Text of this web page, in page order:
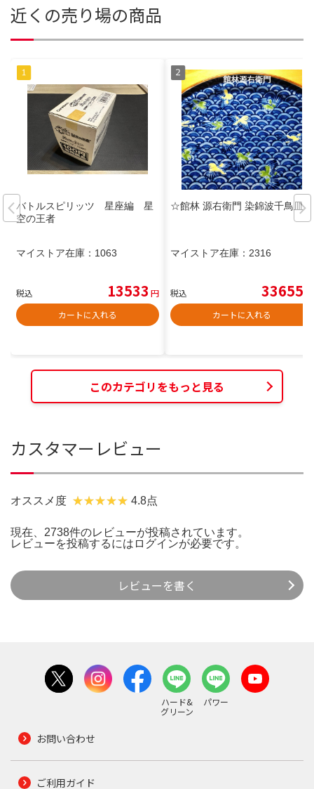
近くの売り場の商品
バトルスピリッツ 星座編 星
空の王者
マイストア在庫： 1063
税込 13533 円
カートに入れる
☆館林 源右衛門 染錦波千鳥皿
マイストア在庫： 2316
税込 33655
カートに入れる
このカテゴリをもっと見る
カスタマーレビュー
オススメ度 4.8点
現在、2738件のレビューが投稿されています。
レビューを投稿するには ログインが必要です。
レビューを書く
ハード&
グリーン
パワー
お問い合わせ
ご利用ガイド